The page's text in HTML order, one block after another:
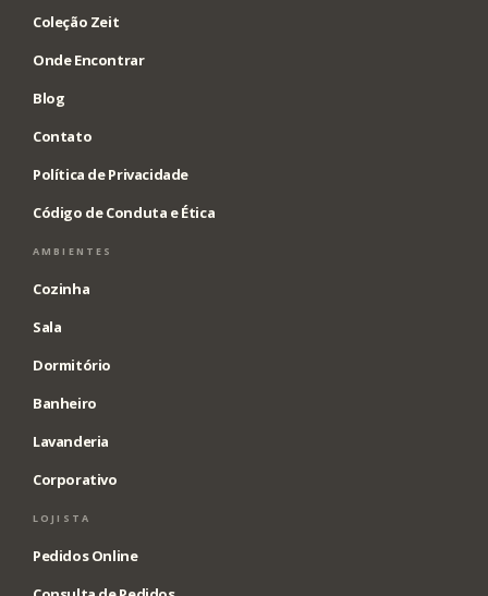
Coleção Zeit
Onde Encontrar
Blog
Contato
Política de Privacidade
Código de Conduta e Ética
AMBIENTES
Cozinha
Sala
Dormitório
Banheiro
Lavanderia
Corporativo
LOJISTA
Pedidos Online